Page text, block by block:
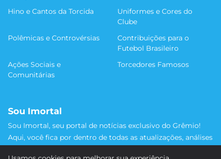
Hino e Cantos da Torcida
Uniformes e Cores do
Clube
Polêmicas e Controvérsias
Contribuições para o
Futebol Brasileiro
Ações Sociais e
Comunitárias
Torcedores Famosos
Sou Imortal
Sou Imortal, seu portal de notícias exclusivo do Grêmio!
Aqui, você fica por dentro de todas as atualizações, análises